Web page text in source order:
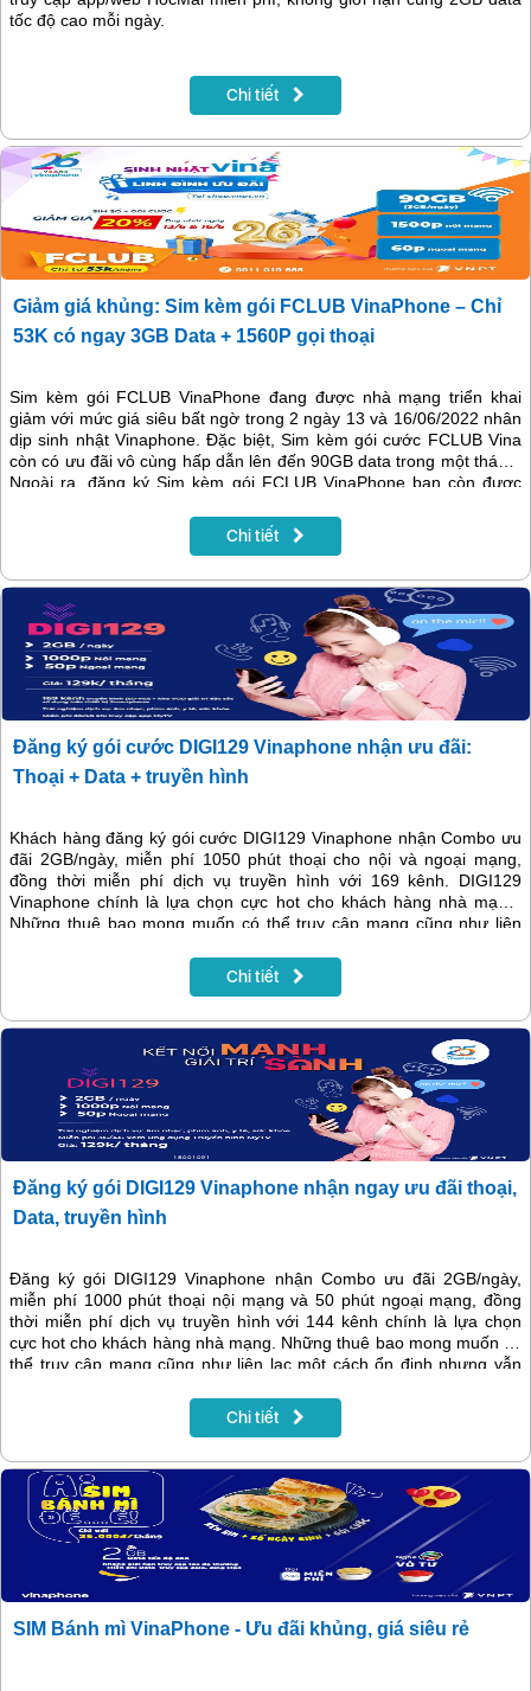
tốc độ cao mỗi ngày.
Chi tiết
Giảm giá khủng: Sim kèm gói FCLUB VinaPhone – Chỉ
53K có ngay 3GB Data + 1560P gọi thoại
Sim kèm gói FCLUB VinaPhone đang được nhà mạng triển khai
giảm với mức giá siêu bất ngờ trong 2 ngày 13 và 16/06/2022 nhân
dịp sinh nhật Vinaphone. Đặc biệt, Sim kèm gói cước FCLUB Vina
còn có ưu đãi vô cùng hấp dẫn lên đến 90GB data trong một tháng.
Ngoài ra, đăng ký Sim kèm gói FCLUB VinaPhone bạn còn được
53.000đ/tháng bạn sẽ sở hữu ngay combo ưu đãi như trên.
Chi tiết
Đăng ký gói cước DIGI129 Vinaphone nhận ưu đãi:
Thoại + Data + truyền hình
Khách hàng đăng ký gói cước DIGI129 Vinaphone nhận Combo ưu
đãi 2GB/ngày, miễn phí 1050 phút thoại cho nội và ngoại mạng,
đồng thời miễn phí dịch vụ truyền hình với 169 kênh. DIGI129
Vinaphone chính là lựa chọn cực hot cho khách hàng nhà mạng.
Những thuê bao mong muốn có thể truy cập mạng cũng như liên
có thể xem xét và tìm hiểu ngay tới gói cước hấp dẫn này.
Chi tiết
Đăng ký gói DIGI129 Vinaphone nhận ngay ưu đãi thoại,
Data, truyền hình
Đăng ký gói DIGI129 Vinaphone nhận Combo ưu đãi 2GB/ngày,
miễn phí 1000 phút thoại nội mạng và 50 phút ngoại mạng, đồng
thời miễn phí dịch vụ truyền hình với 144 kênh chính là lựa chọn
cực hot cho khách hàng nhà mạng. Những thuê bao mong muốn có
thể truy cập mạng cũng như liên lạc một cách ổn định nhưng vẫn
tới gói cước hấp dẫn này.
Chi tiết
SIM Bánh mì VinaPhone - Ưu đãi khủng, giá siêu rẻ